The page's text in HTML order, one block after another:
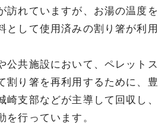
訪れていますが、お湯の温度を
として使用済みの割り箸が利用
公共施設において、ペレットス
割り箸を再利用するために、豊
崎支部などが主導して回収し、
を行っています。